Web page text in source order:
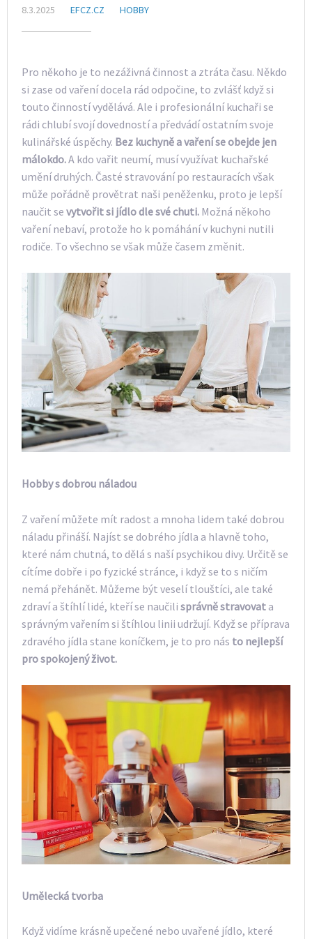
8.3.2025 EFCZ.CZ HOBBY
Pro někoho je to nezáživná činnost a ztráta času. Někdo
si zase od vaření docela rád odpočine, to zvlášť když si
touto činností vydělává. Ale i profesionální kuchaři se
rádi chlubí svojí dovedností a předvádí ostatním svoje
kulinářské úspěchy. Bez kuchyně a vaření se obejde jen
málokdo.A kdo vařit neumí, musí využívat kuchařské
umění druhých. Časté stravování po restauracích však
může pořádně provětrat naši peněženku, proto je lepší
naučit se vytvořit si jídlo dle své chuti. Možná někoho
vaření nebaví, protože ho k pomáhání v kuchyni nutili
rodiče. To všechno se však může časem změnit.
Hobby s dobrou náladou
Z vaření můžete mít radost a mnoha lidem také dobrou
náladu přináší. Najíst se dobrého jídla a hlavně toho,
které nám chutná, to dělá s naší psychikou divy. Určitě se
cítíme dobře i po fyzické stránce, i když se to s ničím
nemá přehánět. Můžeme být veselí tlouštíci, ale také
zdraví a štíhlí lidé, kteří se naučili správně stravovat a
správným vařením si štíhlou linii udržují. Když se příprava
zdravého jídla stane koníčkem, je to pro nás to nejlepší
pro spokojený život.
Umělecká tvorba
Když vidíme krásně upečené nebo uvařené jídlo, které